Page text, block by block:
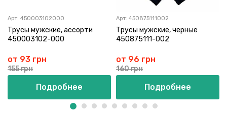
Арт: 450003102000
Трусы мужские, ассорти
450003102-000
от 93 грн
155 грн
Подробнее
Арт: 450875111002
Трусы мужские, черные
450875111-002
от 96 грн
160 грн
Подробнее